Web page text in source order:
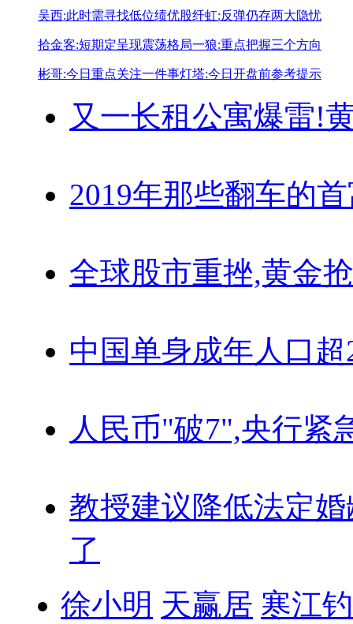
吴西:此时需寻找低位绩优股纤虹:反弹仍存两大隐忧
拾金客:短期定呈现震荡格局一狼:重点把握三个方向
彬哥:今日重点关注一件事灯塔:今日开盘前参考提示
又一长租公寓爆雷!
2019年那些翻车的
全球股市重挫,黄金
中国单身成年人口超
人民币"破7",央行紧
教授建议降低法定婚
了
徐小明 天赢居 寒江